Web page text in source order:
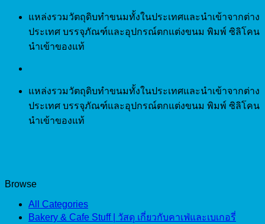
Skip
content
แหล่งรวมวัตถุดิบทำขนมทั้งในประเทศและนำเข้าจากต่าง
ประเทศ บรรจุภัณฑ์และอุปกรณ์ตกแต่งขนม พิมพ์ ซิลิโคน
นำเข้าของแท้
แหล่งรวมวัตถุดิบทำขนมทั้งในประเทศและนำเข้าจากต่าง
ประเทศ บรรจุภัณฑ์และอุปกรณ์ตกแต่งขนม พิมพ์ ซิลิโคน
นำเข้าของแท้
Browse
All Categories
Bakery & Cafe Stuff | วัสดุ เกี่ยวกับคาเฟ่และเบเกอรี่